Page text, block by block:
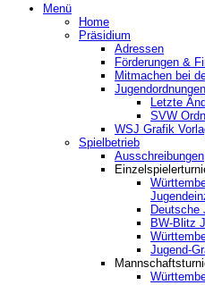
Menü
Home
Präsidium
Adressen
Förderungen &
Mitmachen bei
Jugendordnungen
Letzte
SVW
WSJ Grafik
Spielbetrieb
Ausschreibungen
Deutsche
BW-Blitz
Jugend-